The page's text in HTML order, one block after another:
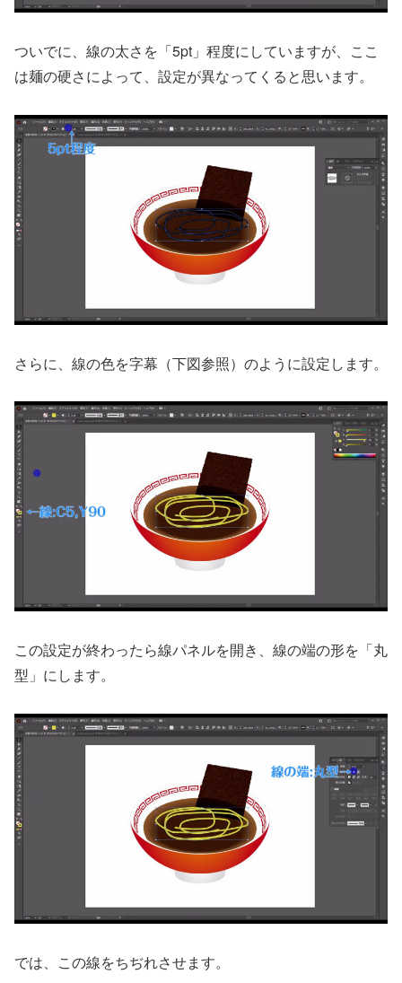
ついでに、線の太さを「5pt」程度にしていますが、ここ
は麺の硬さによって、設定が異なってくると思います。
さらに、線の色を字幕（下図参照）のように設定します。
この設定が終わったら線パネルを開き、線の端の形を「丸
型」にします。
では、この線をちぢれさせます。